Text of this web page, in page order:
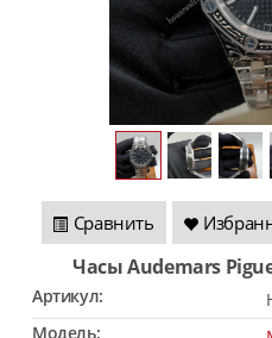
Сравнить
Часы Audemars
Артикул:
Модель: